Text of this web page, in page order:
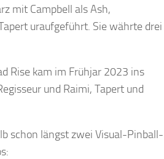
mit Campbell als Ash,
uraufgeführt. Sie währte drei
Rise kam im Frühjar 2023 ins
und Raimi, Tapert und
schon längst zwei Visual-Pinball-